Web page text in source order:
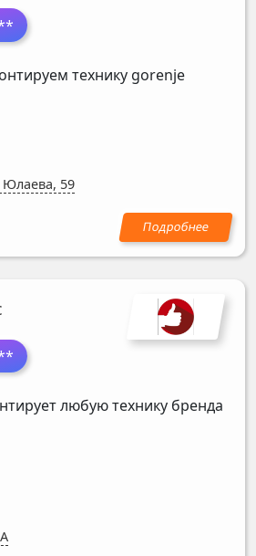
технику gorenje
Юлаева, 59
любую технику бренда